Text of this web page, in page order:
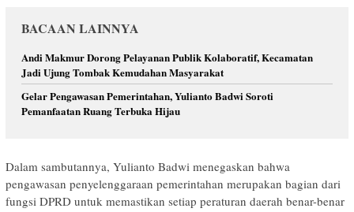
BACAAN LAINNYA
Andi Makmur Dorong Pelayanan Publik Kolaboratif, Kecamatan
Jadi Ujung Tombak Kemudahan Masyarakat
Gelar Pengawasan Pemerintahan, Yulianto Badwi Soroti
Pemanfaatan Ruang Terbuka Hijau
Dalam sambutannya, Yulianto Badwi menegaskan bahwa
pengawasan penyelenggaraan pemerintahan merupakan bagian dari
fungsi DPRD untuk memastikan setiap peraturan daerah benar-benar